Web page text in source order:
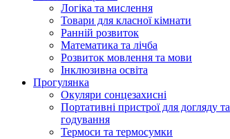
Логіка та мислення
Товари для класної кімнати
Ранній розвиток
Математика та лічба
Розвиток мовлення та мови
Інклюзивна освіта
Прогулянка
Окуляри сонцезахисні
Портативні пристрої для догляду та
годування
Термоси та термосумки